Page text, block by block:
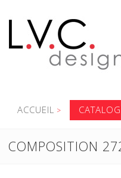
ACCUEIL
COMPOSITION